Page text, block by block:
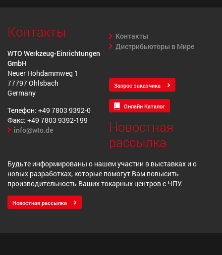
Контакты
WTO Werkzeug-Einrichtungen
GmbH
Neuer Hohdammweg 1
77797 Ohlsbach
Germany
Телефон: +49 7803 9392-0
Факс: +49 7803 9392-199
info@wto.de
Контакты
Дистрибьюторы в Мире
Запрос заказчика
Онлайн Каталог
Новостная
рассылка
Будьте информированы о нашем участии в выставках и о
новых разработках, которые помогут Вам повысить
производительность Ваших токарных центров с ЧПУ.
Новостная рассылка